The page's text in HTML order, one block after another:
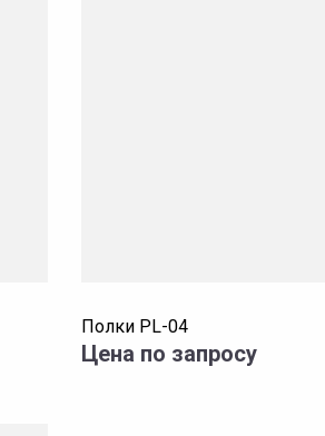
Полки PL-04
Цена по запросу